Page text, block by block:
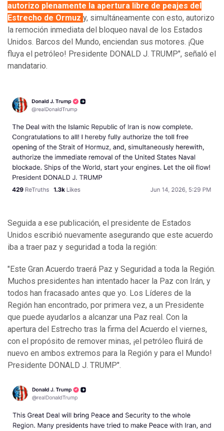
autorizo plenamente la apertura libre de peajes del
Estrecho de Ormuz y, simultáneamente con esto, autorizo
la remoción inmediata del bloqueo naval de los Estados
Unidos. Barcos del Mundo, enciendan sus motores. ¡Que
fluya el petróleo! Presidente DONALD J. TRUMP", señaló el
mandatario.
Seguida a ese publicación, el presidente de Estados
Unidos escribió nuevamente asegurando que este acuerdo
iba a traer paz y seguridad a toda la región:
"Este Gran Acuerdo traerá Paz y Seguridad a toda la Región.
Muchos presidentes han intentado hacer la Paz con Irán, y
todos han fracasado antes que yo. Los Líderes de la
Región han encontrado, por primera vez, a un Presidente
que puede ayudarlos a alcanzar una Paz real. Con la
apertura del Estrecho tras la firma del Acuerdo el viernes,
con el propósito de remover minas, ¡el petróleo fluirá de
nuevo en ambos extremos para la Región y para el Mundo!
Presidente DONALD J. TRUMP".